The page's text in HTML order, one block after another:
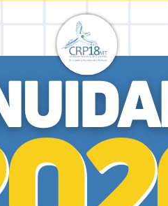
20 de Fevereiro de 2026
Eventos
Lançamento da
Coletânea dos
encontros de
psicólogas/os
hospitalares de Mato
Grosso
Saiba Mais
02 de Fevereiro de 2026